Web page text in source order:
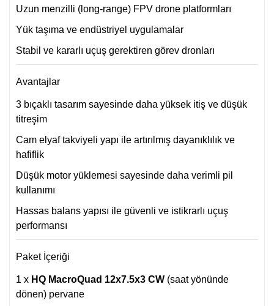
Uzun menzilli (long-range) FPV drone platformları
Yük taşıma ve endüstriyel uygulamalar
Stabil ve kararlı uçuş gerektiren görev dronları
Avantajlar
3 bıçaklı tasarım sayesinde daha yüksek itiş ve düşük
titreşim
Cam elyaf takviyeli yapı ile artırılmış dayanıklılık ve
hafiflik
Düşük motor yüklemesi sayesinde daha verimli pil
kullanımı
Hassas balans yapısı ile güvenli ve istikrarlı uçuş
performansı
Paket İçeriği
1 x HQ MacroQuad 12x7.5x3 CW (saat yönünde
dönen) pervane